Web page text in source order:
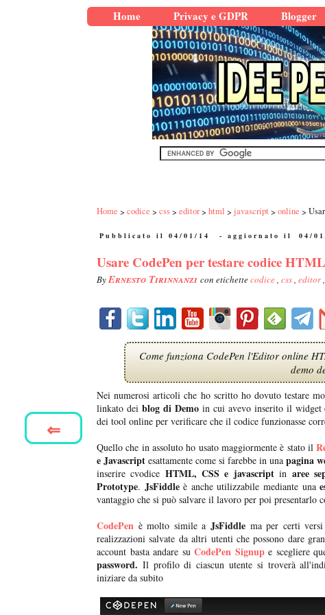
Home Privacy e GDPR Blogger
Home codice css editor html javascript online
Pubblicato il 04/01/14 - aggiornato il 04/
Usare CodePen per testare codice
ByErnesto Tirinnanzi con etichettecodice, css, editor,
Come funziona CodePen l'Editor online
demo
Nei numerosi articoli che ho scritto ho dovuto testare
linkato dei blog di Demoin cui avevo inserito il widget
dei tool online per verificare che il codice funzionasse
Quello che in assoluto ho usato maggiormente è stato il
e Javascript esattamente come si farebbe in una pagina
inserire cvodice HTML, CSS e javascriptin aree
Prototype. JsFiddleè anche utilizzabile mediante una
vantaggio che si può salvare il lavoro per poi presentarlo
CodePen è molto simile a JsFiddle ma per certi
realizzazioni salvate da altri utenti che possono dare
account basta andare suCodePen Signupe scegliere
password. Il profilo di ciascun utente si troverà
iniziare da subito
⇐